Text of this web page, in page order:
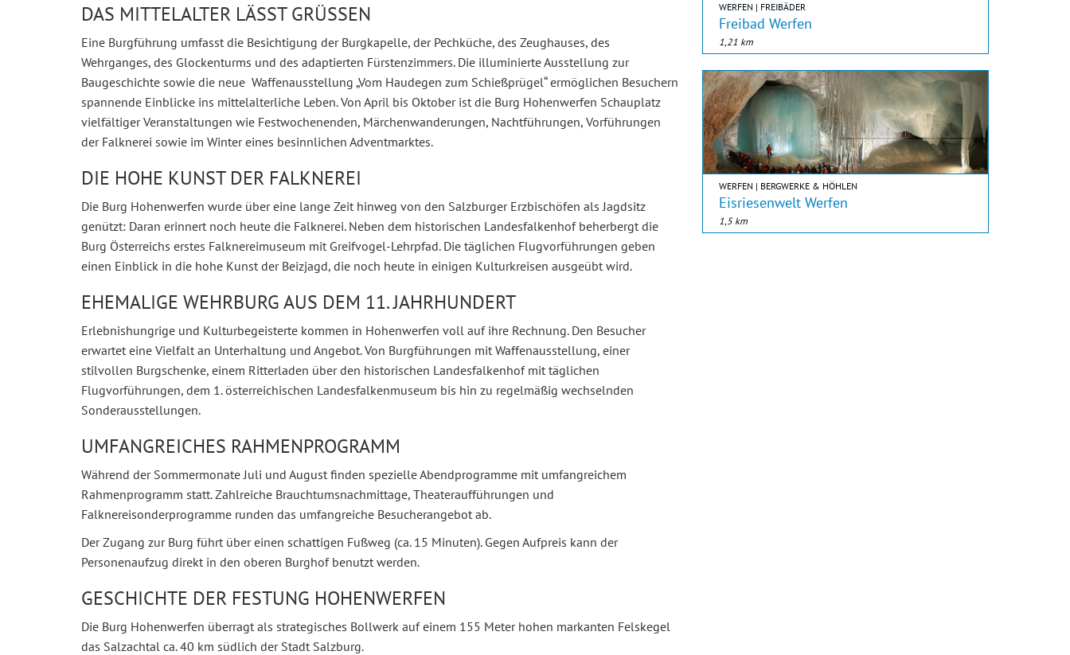
DAS MITTELALTER LÄSST GRÜSSEN
Eine Burgführung umfasst die Besichtigung der Burgkapelle, der Pechküche, des Zeughauses, des
Wehrganges, des Glockenturms und des adaptierten Fürstenzimmers. Die illuminierte Ausstellung zur
Baugeschichte sowie die neue Waffenausstellung „Vom Haudegen zum Schießprügel“ ermöglichen Besuchern
spannende Einblicke ins mittelalterliche Leben. Von April bis Oktober ist die Burg Hohenwerfen Schauplatz
vielfältiger Veranstaltungen wie Festwochenenden, Märchenwanderungen, Nachtführungen, Vorführungen
der Falknerei sowie im Winter eines besinnlichen Adventmarktes.
DIE HOHE KUNST DER FALKNEREI
Die Burg Hohenwerfen wurde über eine lange Zeit hinweg von den Salzburger Erzbischöfen als Jagdsitz
genützt: Daran erinnert noch heute die Falknerei. Neben dem historischen Landesfalkenhof beherbergt die
Burg Österreichs erstes Falknereimuseum mit Greifvogel-Lehrpfad. Die täglichen Flugvorführungen geben
einen Einblick in die hohe Kunst der Beizjagd, die noch heute in einigen Kulturkreisen ausgeübt wird.
EHEMALIGE WEHRBURG AUS DEM 11. JAHRHUNDERT
Erlebnishungrige und Kulturbegeisterte kommen in Hohenwerfen voll auf ihre Rechnung. Den Besucher
erwartet eine Vielfalt an Unterhaltung und Angebot. Von Burgführungen mit Waffenausstellung, einer
stilvollen Burgschenke, einem Ritterladen über den historischen Landesfalkenhof mit täglichen
Flugvorführungen, dem 1. österreichischen Landesfalkenmuseum bis hin zu regelmäßig wechselnden
Sonderausstellungen.
UMFANGREICHES RAHMENPROGRAMM
Während der Sommermonate Juli und August finden spezielle Abendprogramme mit umfangreichem
Rahmenprogramm statt. Zahlreiche Brauchtumsnachmittage, Theateraufführungen und
Falknereisonderprogramme runden das umfangreiche Besucherangebot ab.
Der Zugang zur Burg führt über einen schattigen Fußweg (ca. 15 Minuten). Gegen Aufpreis kann der
Personenaufzug direkt in den oberen Burghof benutzt werden.
GESCHICHTE DER FESTUNG HOHENWERFEN
Die Burg Hohenwerfen überragt als strategisches Bollwerk auf einem 155 Meter hohen markanten Felskegel
das Salzachtal ca. 40 km südlich der Stadt Salzburg.
WERFEN | FREIBÄDER
Freibad Werfen
1,21 km
WERFEN | BERGWERKE & HÖHLEN
Eisriesenwelt Werfen
1,5 km